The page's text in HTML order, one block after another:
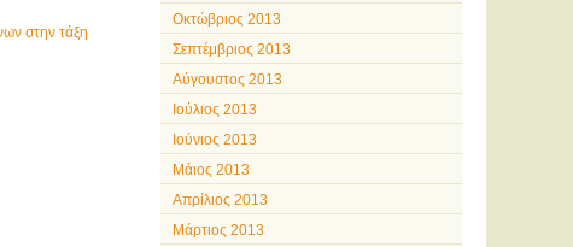
στην τάξη
Οκτώβριος 2013
Σεπτέμβριος 2013
Αύγουστος 2013
Ιούλιος 2013
Ιούνιος 2013
Μάιος 2013
Απρίλιος 2013
Μάρτιος 2013